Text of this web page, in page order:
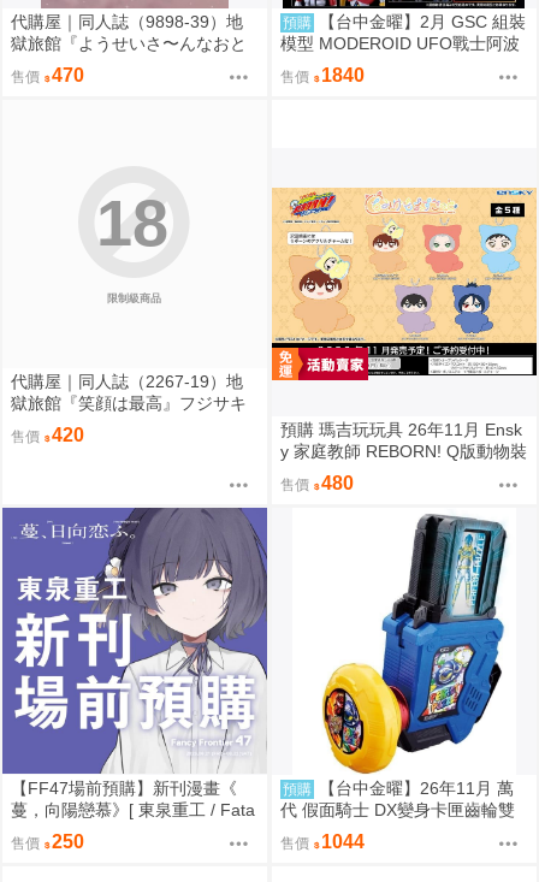
代購屋｜同人誌（9898-39）地
獄旅館『ようせいさ〜んなおと
もだち』ia さくらんぼアイス
售價 470
預購
【台中金曜】2月 GSC 組裝
模型 MODEROID UFO戰士阿波
羅 大阿波羅 0904
售價 1840
限制級商品
18
代購屋｜同人誌（2267-19）地
獄旅館『笑顔は最高』フジサキ
售價 420
預購 瑪吉玩玩具 26年11月 Ensk
y 家庭教師 REBORN! Q版動物裝
珠鍊布偶吊飾 娃娃 5款分售 0814
售價 480
【FF47場前預購】新刊漫畫《
蔓，向陽戀慕》[ 東泉重工 / Fata
aa / 美鈴x手毬 / 秦谷美鈴 / 月村
手毬 / 學園偶像大師 / 全年齡 / 百
售價 250
預購
【台中金曜】26年11月 萬
代 假面騎士 DX變身卡匣齒輪雙
重版 0814
售價 1044